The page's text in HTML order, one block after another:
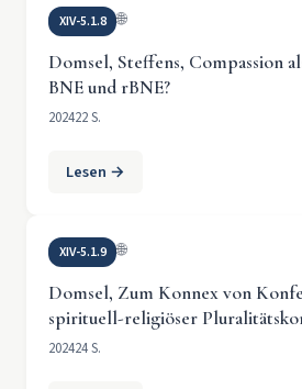
XIV-5.1.8 🌐
Domsel, Steffens, Compassion
BNE und rBNE?
202422 S.
Lesen →
XIV-5.1.9 🌐
Domsel, Zum Konnex von
spirituell-religiöser
202424 S.